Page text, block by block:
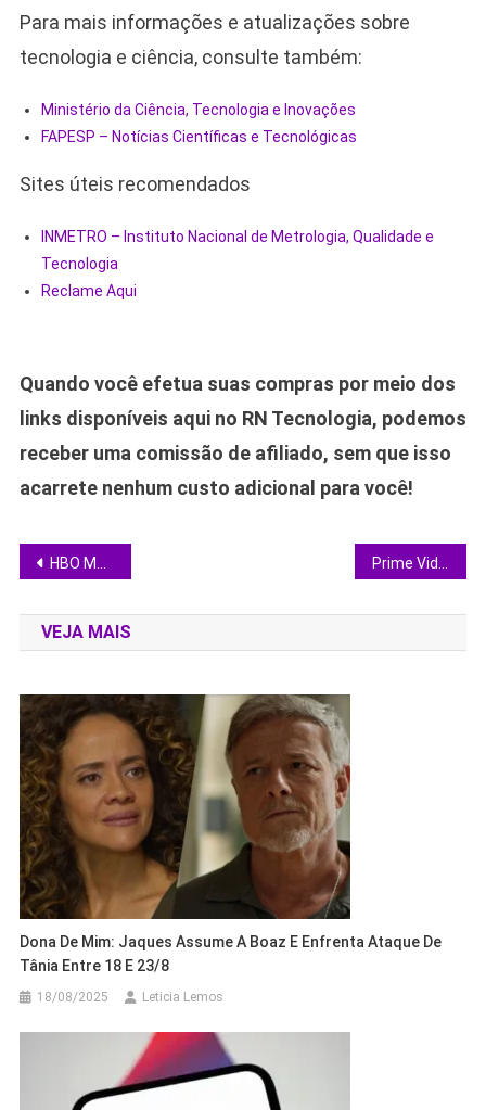
Para mais informações e atualizações sobre
tecnologia e ciência, consulte também:
Ministério da Ciência, Tecnologia e Inovações
FAPESP – Notícias Científicas e Tecnológicas
Sites úteis recomendados
INMETRO – Instituto Nacional de Metrologia, Qualidade e
Tecnologia
Reclame Aqui
Quando você efetua suas compras por meio dos
links disponíveis aqui no RN Tecnologia, podemos
receber uma comissão de afiliado, sem que isso
acarrete nenhum custo adicional para você!
Navegação
de
Post
HBO Max recebe 15 estreias imperdíveis na primeira semana de junho Prime Video recebe novas estreias; descubra se ainda vale a assinatura
VEJA MAIS
Dona De Mim: Jaques Assume A Boaz E Enfrenta Ataque De
Tânia Entre 18 E 23/8
18/08/2025 Leticia Lemos